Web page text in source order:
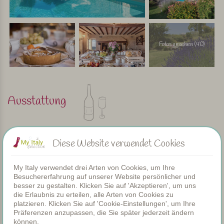
Fotos ansehen (40)
Ausstattung
Schwimmbad
Zimmer
Kinderbecken
Gemeinsame Dinners
WIFI
Beheizter Pool
Frühstück
Diese Website verwendet Cookies
My Italy verwendet drei Arten von Cookies, um Ihre
Besuchererfahrung auf unserer Website persönlicher und
besser zu gestalten. Klicken Sie auf 'Akzeptieren', um uns
die Erlaubnis zu erteilen, alle Arten von Cookies zu
platzieren. Klicken Sie auf 'Cookie-Einstellungen', um Ihre
Präferenzen anzupassen, die Sie später jederzeit ändern
können.